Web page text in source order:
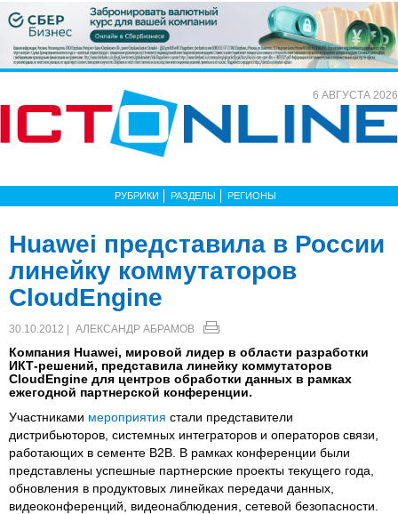
6 АВГУСТА 2026
РУБРИКИ РАЗДЕЛЫ РЕГИОНЫ
Huawei представила в России
линейку коммутаторов
CloudEngine
30.10.2012 | АЛЕКСАНДР АБРАМОВ
Компания Huawei, мировой лидер в области разработки
ИКТ-решений, представила линейку коммутаторов
CloudEngine для центров обработки данных в рамках
ежегодной партнерской конференции.
Участниками мероприятия стали представители
дистрибьюторов, системных интеграторов и операторов связи,
работающих в сементе B2B. В рамках конференции были
представлены успешные партнерские проекты текущего года,
обновления в продуктовых линейках передачи данных,
видеоконференций, видеонаблюдения, сетевой безопасности.